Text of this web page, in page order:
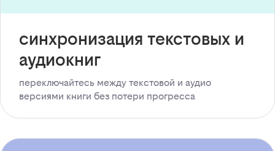
синхронизация текстовых и
аудиокниг
переключайтесь между текстовой и аудио
версиями книги без потери прогресса